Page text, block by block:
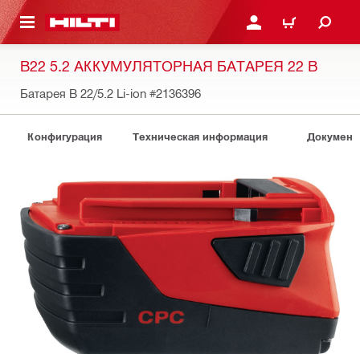
КОНТЕНТУ ВОЙДИТЕ В СВОЮ
КОРЗИНА
B22 5.2 АККУМУЛЯТОРНАЯ БАТАРЕЯ 22 В
Батарея B 22/5.2 Li-ion #2136396
Конфигурация Техническая информация